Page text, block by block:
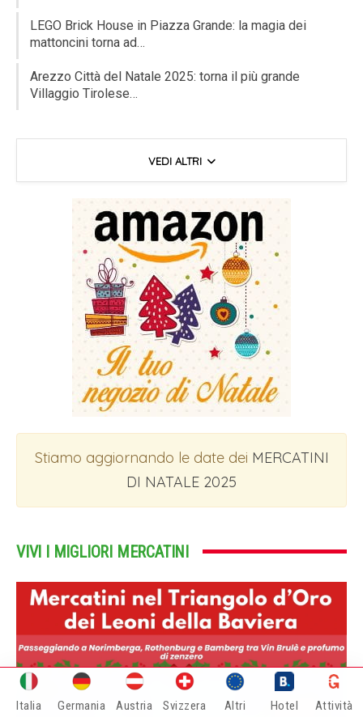
LEGO Brick House in Piazza Grande: la magia dei
mattoncini torna ad…
Arezzo Città del Natale 2025: torna il più grande
Villaggio Tirolese…
VEDI ALTRI
Stiamo aggiornando le date dei MERCATINI
DI NATALE 2025
VIVI I MIGLIORI MERCATINI
Italia Germania Austria Svizzera Altri Hotel Attività